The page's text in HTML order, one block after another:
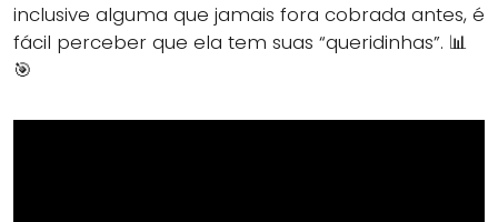
inclusive alguma que jamais fora cobrada antes, é
fácil perceber que ela tem suas “queridinhas”. 📊
🎯